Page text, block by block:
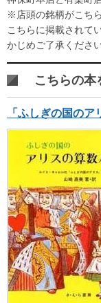
※店頭の銘柄がこち
こちらに掲載されて
かじめご了承くださ
こちらの本
「ふしぎの国の